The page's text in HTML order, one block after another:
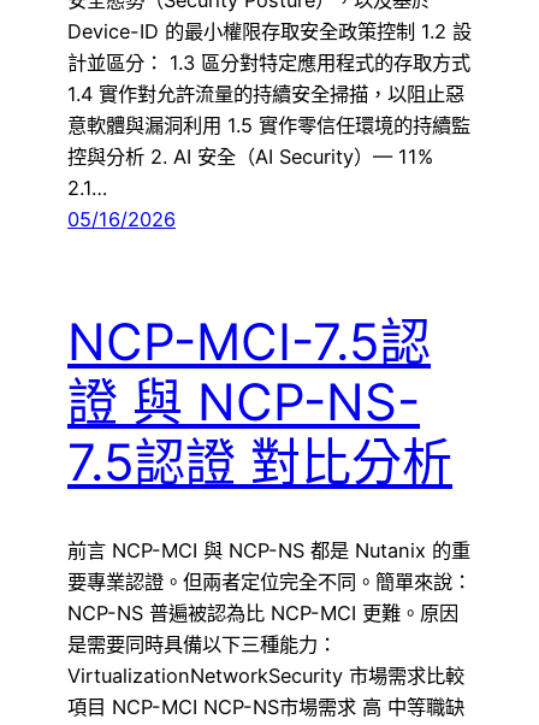
Device-ID 的最小權限存取安全政策控制 1.2 設
計並區分： 1.3 區分對特定應用程式的存取方式
1.4 實作對允許流量的持續安全掃描，以阻止惡
意軟體與漏洞利用 1.5 實作零信任環境的持續監
控與分析 2. AI 安全（AI Security）— 11%
2.1…
05/16/2026
NCP-MCI-7.5認
證 與 NCP-NS-
7.5認證 對比分析
前言 NCP-MCI 與 NCP-NS 都是 Nutanix 的重
要專業認證。但兩者定位完全不同。簡單來說：
NCP-NS 普遍被認為比 NCP-MCI 更難。原因
是需要同時具備以下三種能力：
VirtualizationNetworkSecurity 市場需求比較
項目 NCP-MCI NCP-NS市場需求 高 中等職缺